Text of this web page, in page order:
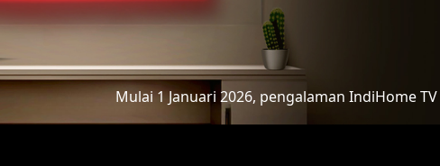
Mulai 1 Januari 2026, pengalaman IndiHome TV